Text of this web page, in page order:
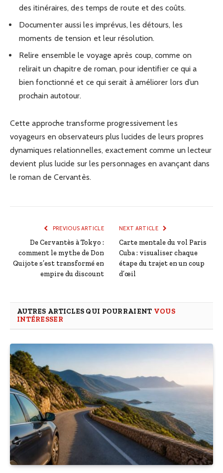
des itinéraires, des temps de route et des coûts.
Documenter aussi les imprévus, les détours, les
moments de tension et leur résolution.
Relire ensemble le voyage après coup, comme on
relirait un chapitre de roman, pour identifier ce qui a
bien fonctionné et ce qui serait à améliorer lors d’un
prochain autotour.
Cette approche transforme progressivement les
voyageurs en observateurs plus lucides de leurs propres
dynamiques relationnelles, exactement comme un lecteur
devient plus lucide sur les personnages en avançant dans
le roman de Cervantès.
PREVIOUS ARTICLE
De Cervantès à Tokyo :
comment le mythe de Don
Quijote s’est transformé en
empire du discount
NEXT ARTICLE
Carte mentale du vol Paris
Cuba : visualiser chaque
étape du trajet en un coup
d’œil
AUTRES ARTICLES QUI POURRAIENT VOUS
INTÉRESSER